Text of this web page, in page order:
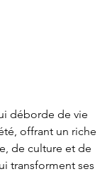
déborde de vie
offrant un riche
de culture et de
transforment ses